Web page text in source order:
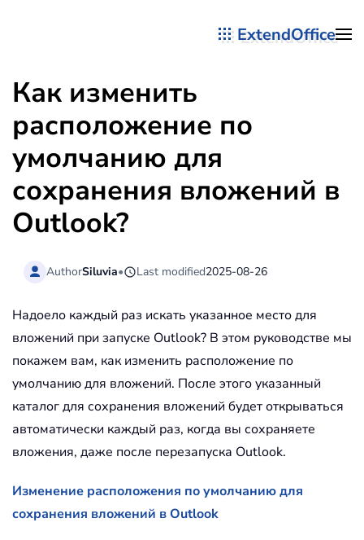
ExtendOffice
Как изменить
расположение по
умолчанию для
сохранения вложений в
Outlook?
AuthorSiluvia• Last modified2025-08-26
Надоело каждый раз искать указанное место для
вложений при запуске Outlook? В этом руководстве мы
покажем вам, как изменить расположение по
умолчанию для вложений. После этого указанный
каталог для сохранения вложений будет открываться
автоматически каждый раз, когда вы сохраняете
вложения, даже после перезапуска Outlook.
Изменение расположения по умолчанию для
сохранения вложений в Outlook